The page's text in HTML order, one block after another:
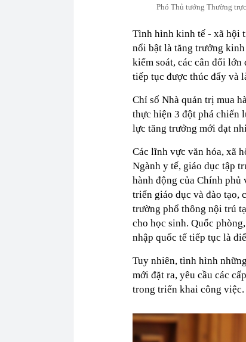
Phó Thủ tướng Thường
Tình hình kinh tế - xã hội
nổi bật là tăng trưởng
kiểm soát, các cân đối lớn
tiếp tục được thúc đẩy và
Chỉ số Nhà quản trị mua
thực hiện 3 đột phá chiến
lực tăng trưởng mới đạt
Các lĩnh vực văn hóa, xã
Ngành y tế, giáo dục tập
hành động của Chính
triển giáo dục và đào tạo,
trường phổ thông nội trú
cho học sinh. Quốc
nhập quốc tế tiếp tục là
Tuy nhiên, tình hình
mới đặt ra, yêu cầu các
trong triển khai công việc.